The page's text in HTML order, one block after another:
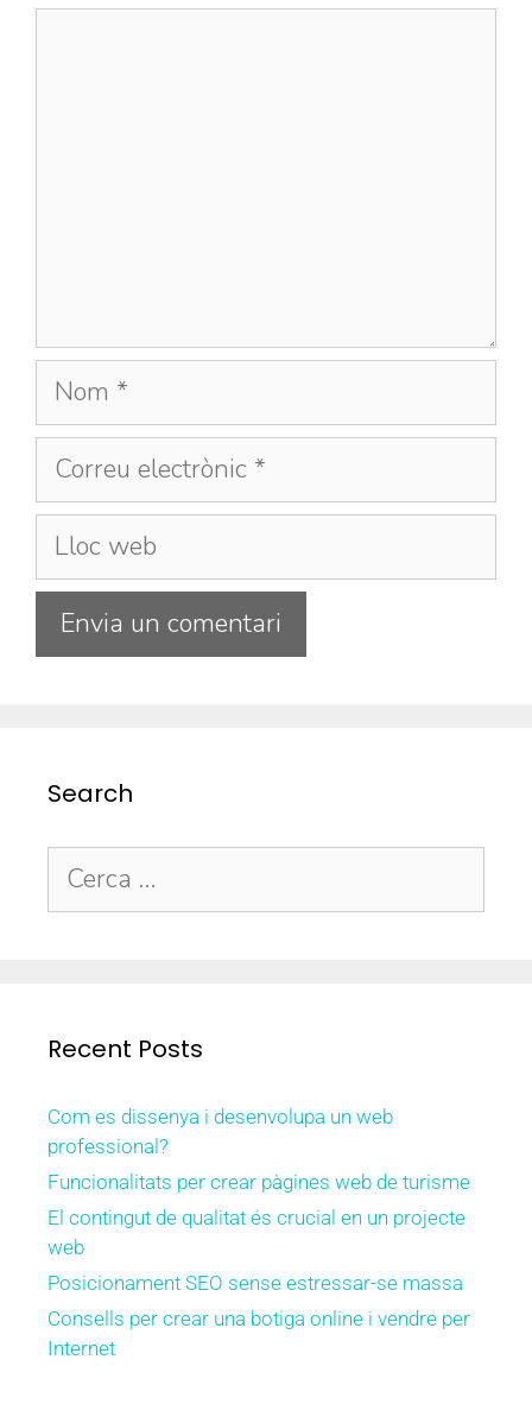
Search
Recent Posts
Com es dissenya i desenvolupa un web
professional?
Funcionalitats per crear pàgines web de turisme
El contingut de qualitat és crucial en un projecte
web
Posicionament SEO sense estressar-se massa
Consells per crear una botiga online i vendre per
Internet